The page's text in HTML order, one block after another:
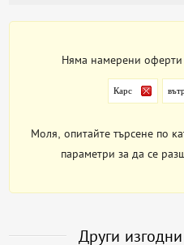
Няма намерени
Карс
Моля, опитайте търсене по
параметри за да се
Други